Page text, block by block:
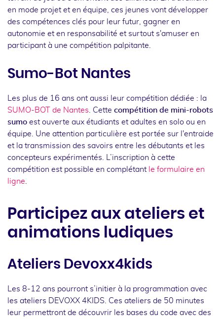
en mode projet et en équipe, ces jeunes vont développer
des compétences clés pour leur futur, gagner en
autonomie et en responsabilité et surtout s'amuser en
participant à une compétition palpitante.
Sumo-Bot Nantes
Les plus de 16 ans ont aussi leur compétition dédiée : la
SUMO-BOT de Nantes. Cette compétition de mini-robots
sumo est ouverte aux étudiants et adultes en solo ou en
équipe. Une attention particulière est portée sur l'entraide
et la transmission des savoirs entre les débutants et les
concepteurs expérimentés. L’inscription à cette
compétition est possible en complétant le formulaire en
ligne.
Participez aux ateliers et
animations ludiques
Ateliers Devoxx4kids
Les 8-12 ans pourront s’initier à la programmation avec
les ateliers DEVOXX 4KIDS. Ces ateliers de 50 minutes
leur permettront de découvrir les bases du code avec des